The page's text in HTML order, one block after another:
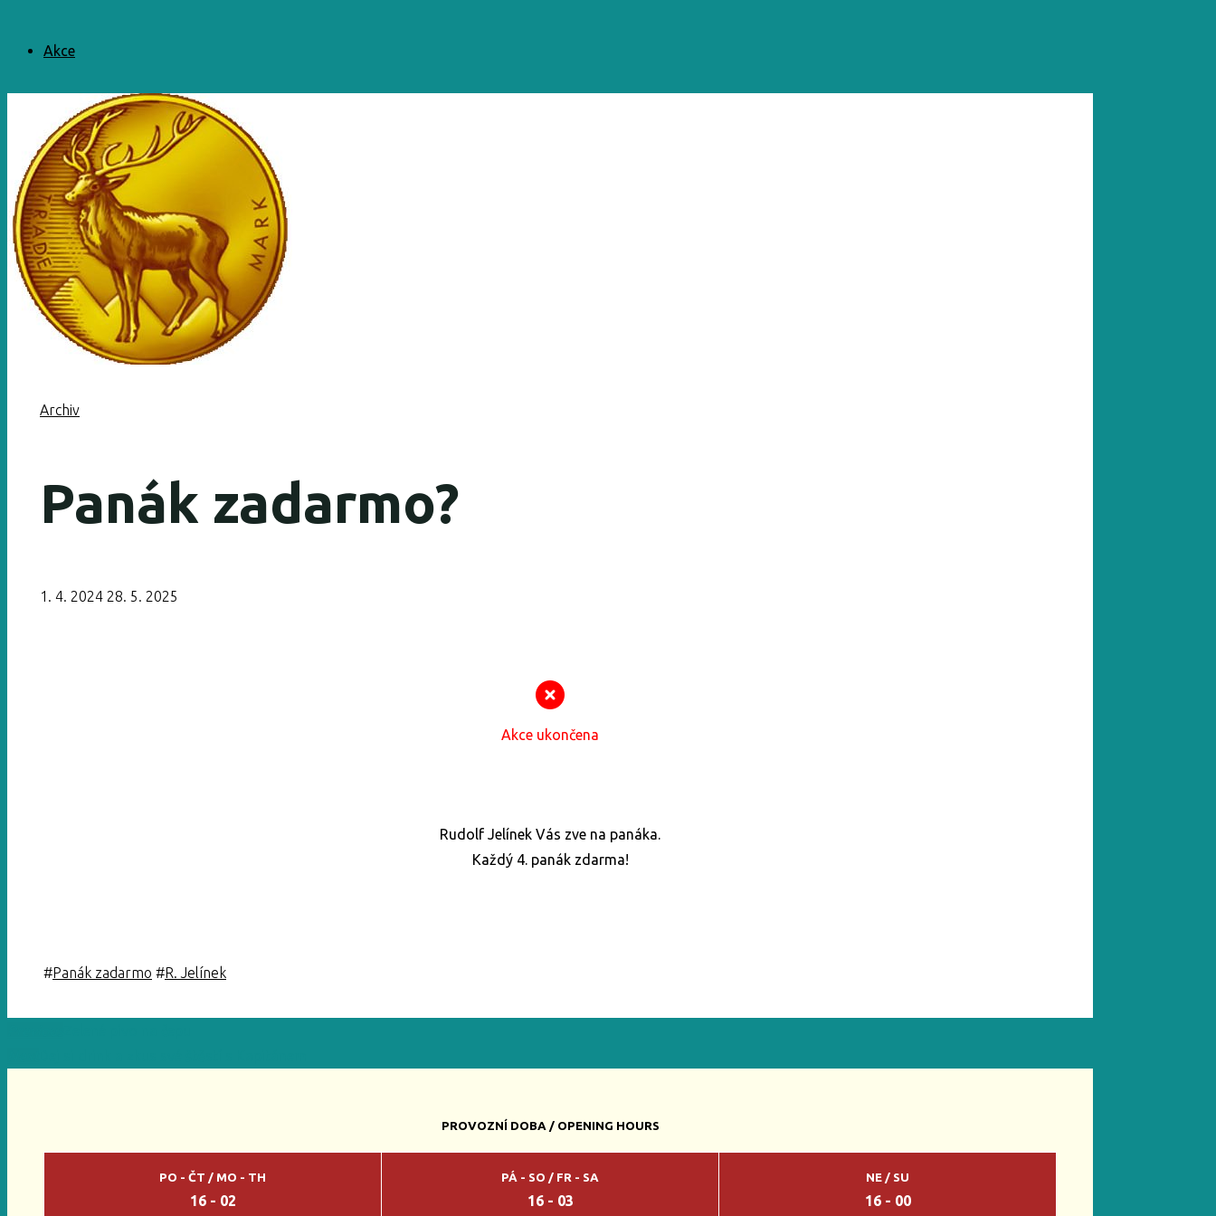
Akce
Rezervace
Kontakty
Archiv
Panák zadarmo?
1. 4. 2024 28. 5. 2025
Akce ukončena
Rudolf Jelínek Vás zve na panáka.
Každý 4. panák zdarma!
#Panák zadarmo #R. Jelínek
PROVOZNÍ DOBA / OPENING HOURS
PO - ČT / MO - TH
16 - 02
PÁ - SO / FR - SA
16 - 03
NE / SU
16 - 00